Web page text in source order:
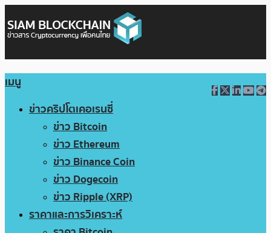
เมนู
ข่าวคริปโตเคอเรนซี่
ข่าว Bitcoin
ข่าว Ethereum
ข่าว Binance Coin
ข่าว Dogecoin
ข่าว Ripple (XRP)
ราคาและการวิเคราะห์